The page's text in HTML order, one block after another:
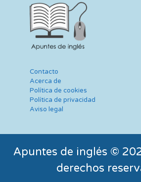
Contacto
Acerca de
Política de cookies
Política de privacidad
Aviso legal
Apuntes de inglés ©
derechos